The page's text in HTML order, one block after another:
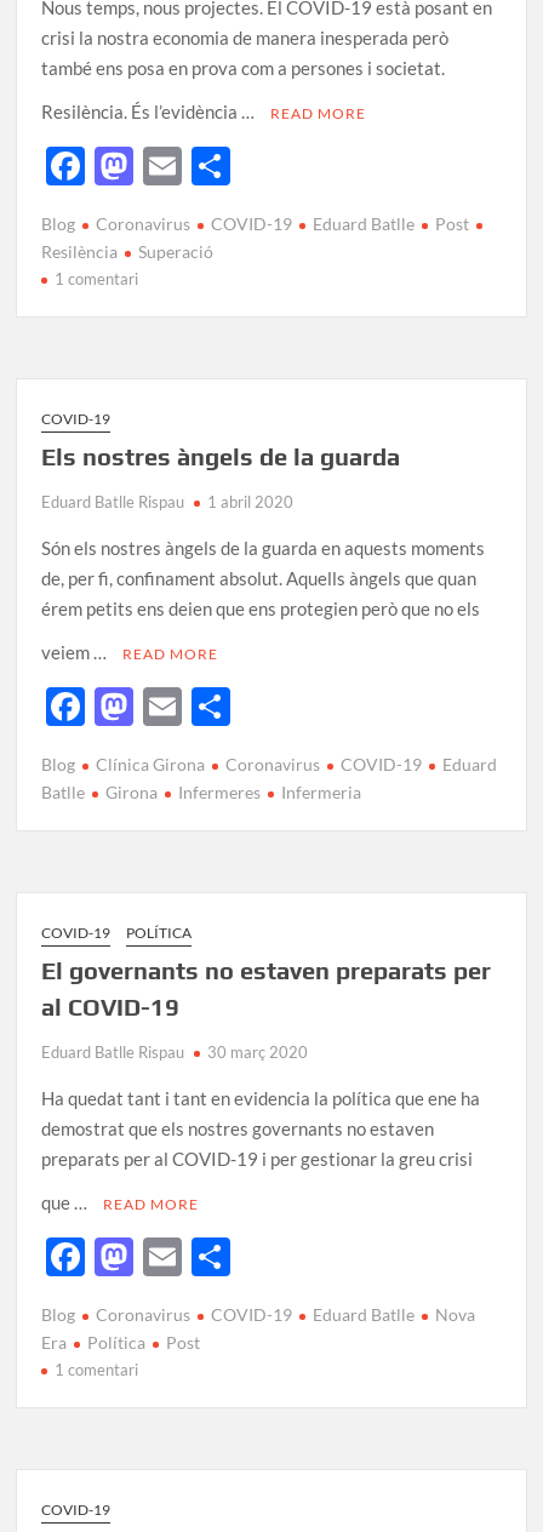
Nous temps, nous projectes. El COVID-19 està posant en
crisi la nostra economia de manera inesperada però
també ens posa en prova com a persones i societat.
Resilència. És l’evidència …
READ MORE
F
e
b
o
M
to
d
o
E
ail m
ar
Blog Coronavirus COVID-19 Eduard Batlle
Post
Resilència
Superació
1 comentari
COVID-19
Els nostres àngels de la guarda
Eduard Batlle Rispau 1 abril 2020
Són els nostres àngels de la guarda en aquests moments
de, per fi, confinament absolut. Aquells àngels que quan
érem petits ens deien que ens protegien però que no els
veiem …
READ MORE
F
e
b
o
k
M
to
d
n
E
ail m
p
te
Blog Clínica Girona Coronavirus COVID-19
Eduard
Batlle
Girona Infermeres Infermeria
COVID-19 POLÍTICA
El governants no estaven preparats per
al COVID-19
Eduard Batlle Rispau 30 març 2020
Ha quedat tant i tant en evidencia la política que ene ha
demostrat que els nostres governants no estaven
preparats per al COVID-19 i per gestionar la greu crisi
que …
READ MORE
F
e
b
o
M
to
d
o
E
ail m
ar
Blog Coronavirus COVID-19 Eduard Batlle
Nova
Era
Política Post
1 comentari
COVID-19